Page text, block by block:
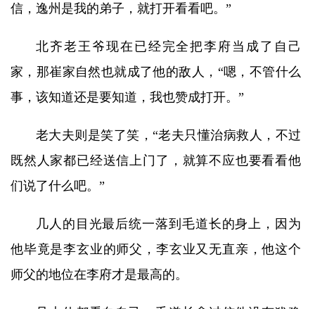
信，逸州是我的弟子，就打开看看吧。”
北齐老王爷现在已经完全把李府当成了自己
家，那崔家自然也就成了他的敌人，“嗯，不管什么
事，该知道还是要知道，我也赞成打开。”
老大夫则是笑了笑，“老夫只懂治病救人，不过
既然人家都已经送信上门了，就算不应也要看看他
们说了什么吧。”
几人的目光最后统一落到毛道长的身上，因为
他毕竟是李玄业的师父，李玄业又无直亲，他这个
师父的地位在李府才是最高的。